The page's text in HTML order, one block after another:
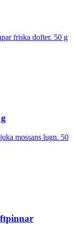
friska dofter. 50 g
mossans lugn. 50